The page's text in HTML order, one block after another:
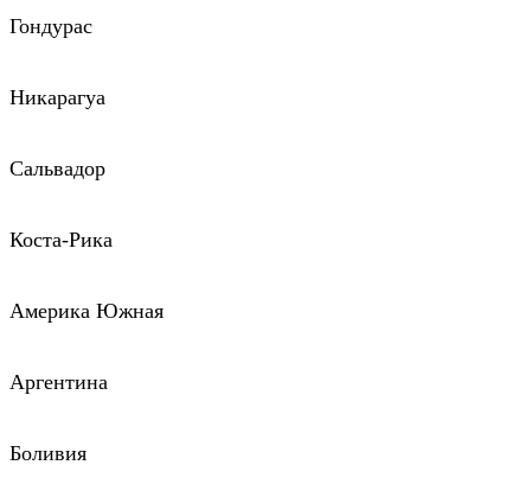
Гондурас
Никарагуа
Сальвадор
Коста-Рика
Америка Южная
Аргентина
Боливия